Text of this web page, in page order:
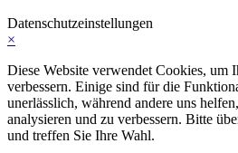
Datenschutzeinstellungen
×
Diese Website verwendet Cookies, um
verbessern. Einige sind für die
unerlässlich, während andere uns
analysieren und zu verbessern. Bitte
und treffen Sie Ihre Wahl.